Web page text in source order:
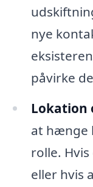
nye
påvirke
Lokation
at hænge
rolle.
eller hvis